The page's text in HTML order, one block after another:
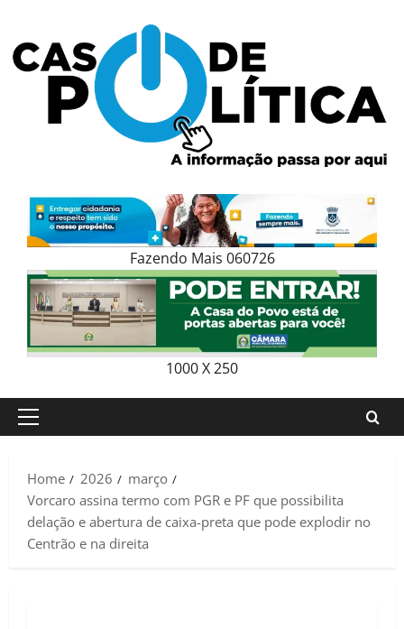
content
Fazendo Mais 060726
1000 X 250
Primary
Home
2026
março
Vorcaro assina termo com PGR e PF que possibilita
delação e abertura de caixa-preta que pode explodir no
Centrão e na direita